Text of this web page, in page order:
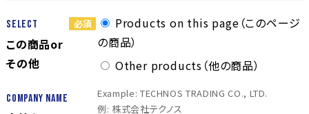
Select
この商品or
その他
Products on this page（このページ
の商品）
Other products（他の商品）
Company Name
Example: TECHNOS TRADING CO., LTD.
例: 株式会社テクノス